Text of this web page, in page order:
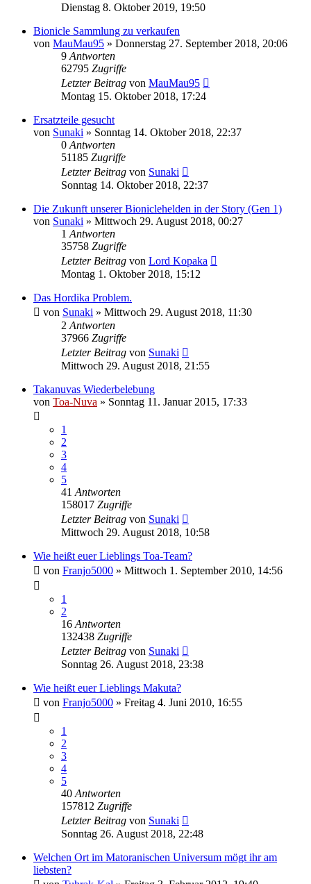
Dienstag 8. Oktober 2019, 19:50
Bionicle Sammlung zu verkaufen
von MauMau95 » Donnerstag 27. September 2018, 20:06
9 Antworten
62795 Zugriffe
Letzter Beitrag von MauMau95
Montag 15. Oktober 2018, 17:24
Ersatzteile gesucht
von Sunaki » Sonntag 14. Oktober 2018, 22:37
0 Antworten
51185 Zugriffe
Letzter Beitrag von Sunaki
Sonntag 14. Oktober 2018, 22:37
Die Zukunft unserer Bioniclehelden in der Story (Gen 1)
von Sunaki » Mittwoch 29. August 2018, 00:27
1 Antworten
35758 Zugriffe
Letzter Beitrag von Lord Kopaka
Montag 1. Oktober 2018, 15:12
Das Hordika Problem.
von Sunaki » Mittwoch 29. August 2018, 11:30
2 Antworten
37966 Zugriffe
Letzter Beitrag von Sunaki
Mittwoch 29. August 2018, 21:55
Takanuvas Wiederbelebung
von Toa-Nuva » Sonntag 11. Januar 2015, 17:33
1
2
3
4
5
41 Antworten
158017 Zugriffe
Letzter Beitrag von Sunaki
Mittwoch 29. August 2018, 10:58
Wie heißt euer Lieblings Toa-Team?
von Franjo5000 » Mittwoch 1. September 2010, 14:56
1
2
16 Antworten
132438 Zugriffe
Letzter Beitrag von Sunaki
Sonntag 26. August 2018, 23:38
Wie heißt euer Lieblings Makuta?
von Franjo5000 » Freitag 4. Juni 2010, 16:55
1
2
3
4
5
40 Antworten
157812 Zugriffe
Letzter Beitrag von Sunaki
Sonntag 26. August 2018, 22:48
Welchen Ort im Matoranischen Universum mögt ihr am
liebsten?